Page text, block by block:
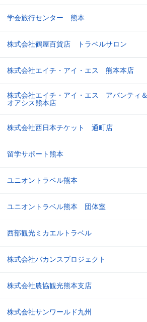
学会旅行センター 熊本
株式会社鶴屋百貨店 トラベルサロン
株式会社エイチ・アイ・エス 熊本本店
株式会社エイチ・アイ・エス アバンティ＆
オアシス熊本店
株式会社西日本チケット 通町店
留学サポート熊本
ユニオントラベル熊本
ユニオントラベル熊本 団体室
西部観光ミカエルトラベル
株式会社バカンスプロジェクト
株式会社農協観光熊本支店
株式会社サンワールド九州